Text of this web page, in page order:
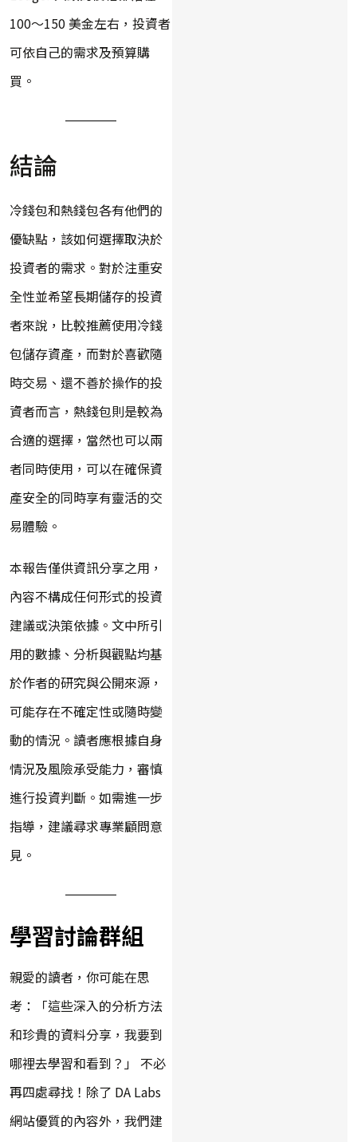
100～150 美金左右，投資者
可依自己的需求及預算購
買。
結論
冷錢包和熱錢包各有他們的
優缺點，該如何選擇取決於
投資者的需求。對於注重安
全性並希望長期儲存的投資
者來說，比較推薦使用冷錢
包儲存資產，而對於喜歡隨
時交易、還不善於操作的投
資者而言，熱錢包則是較為
合適的選擇，當然也可以兩
者同時使用，可以在確保資
產安全的同時享有靈活的交
易體驗。
本報告僅供資訊分享之用，
內容不構成任何形式的投資
建議或決策依據。文中所引
用的數據、分析與觀點均基
於作者的研究與公開來源，
可能存在不確定性或隨時變
動的情況。讀者應根據自身
情況及風險承受能力，審慎
進行投資判斷。如需進一步
指導，建議尋求專業顧問意
見。
學習討論群組
親愛的讀者，你可能在思
考：「這些深入的分析方法
和珍貴的資料分享，我要到
哪裡去學習和看到？」 不必
再四處尋找！除了 DA Labs
網站優質的內容外，我們建